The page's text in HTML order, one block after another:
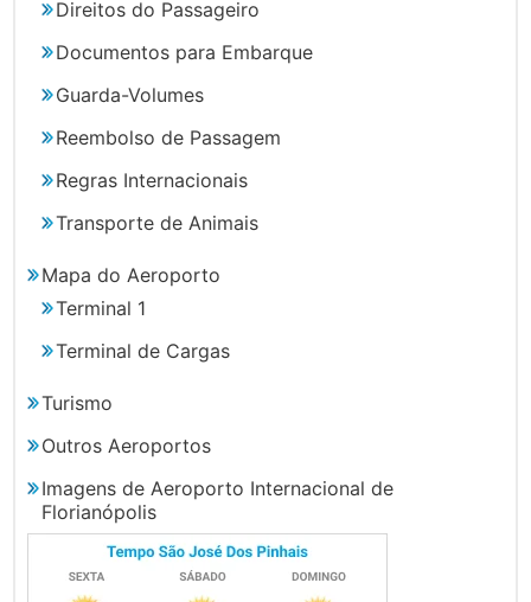
Direitos do Passageiro
Documentos para Embarque
Guarda-Volumes
Reembolso de Passagem
Regras Internacionais
Transporte de Animais
Mapa do Aeroporto
Terminal 1
Terminal de Cargas
Turismo
Outros Aeroportos
Imagens de Aeroporto Internacional de
Florianópolis